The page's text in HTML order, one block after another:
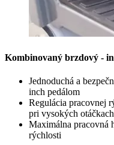
Kombinovaný brzdový -
Jednoduchá a
inch pedálom
Regulácia pracovnej
pri vysokých
Maximálna pracovná
rýchlosti